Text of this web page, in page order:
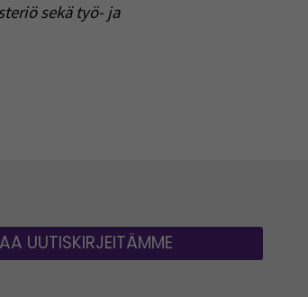
sekä työ- ja
UUTISKIRJEITÄMME